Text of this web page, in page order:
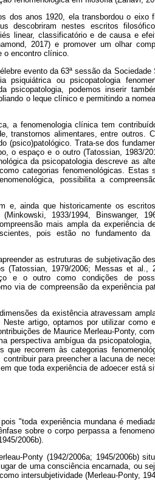
dos anos 1920, ela transbordou o eixo
descobriram nestes escritos
linear, classificatório e de causa e
2017) e promover um olhar
o encontro clínico.
evento da 63ª sessão da
ou psicopatologia
psicopatologia, podemos inserir
o leque clínico e permitindo a
a fenomenologia clínica tem
transtornos alimentares, entre outros.
(psico)patológico. Trata-se dos
o espaço e o outro (Tatossian, 1983/
da psicopatologia descreve as
categorias fenomenológicas. Estas
possibilita a
e, ainda que historicamente os
1933/1994, Binswanger,
mais ampla da experiência
pois estão no fundamento da
as estruturas de subjetivação
(Tatossian, 1979/2006; Messas et al.,
e o outro como condições de
via de compreensão da experiência
da existência atravessam
artigo, optamos por utilizar como
de Maurice Merleau-Ponty,
perspectiva ambígua da
que recorrem às categorias
para preencher a lacuna de
que toda experiência de adoecer está
"toda experiência mundana é
sobre o corpo perpassa a
2006b).
Ponty (1942/2006a; 1945/2006b)
de uma consciência encarnada, ou
intersubjetividade (Merleau-Ponty,